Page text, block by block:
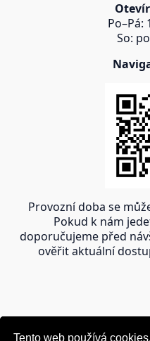
Tento web používá
Tento web používá
Po–Pá:
So:
Provozní doba se
Pokud k nám
doporučujeme před
ověřit aktuální